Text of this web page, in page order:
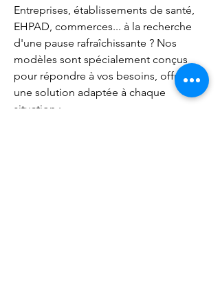
Entreprises, établissements de santé,
EHPAD, commerces... à la recherche
d'une pause rafraîchissante ? Nos
modèles sont spécialement conçus
pour répondre à vos besoins, offrant
une solution adaptée à chaque
situation :